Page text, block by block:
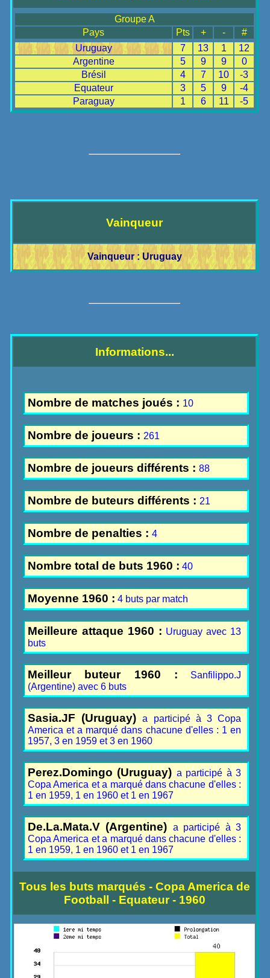
Groupe A
Pays
Pts + -
#
Uruguay
7 13 1
12
Argentine
5 9 9
0
Brésil
4 7 10
-3
Equateur
3 5 9
-4
Paraguay
1 6 11 -5
Vainqueur
Vainqueur : Uruguay
Informations...
Nombre de matches joués : 10
Nombre de joueurs : 261
Nombre de joueurs différents :88
Nombre de buteurs différents : 21
Nombre de penalties :4
Nombre total de buts 1960 : 40
Moyenne 1960 : 4 buts par match
Meilleure attaque 1960 : Uruguay avec 13
buts
Meilleur buteur 1960 : Sanfilippo.J
(Argentine) avec 6 buts
Sasia.JF (Uruguay)a participé à 3 Copa
America et a marqué dans chacune d'elles : 1 en
1957, 3 en 1959 et 3 en 1960
Perez.Domingo (Uruguay) a participé à 3
Copa America et a marqué dans chacune d'elles :
1 en 1959, 1 en 1960 et 1 en 1967
De.La.Mata.V (Argentine) a participé à 3
Copa America et a marqué dans chacune d'elles :
1 en 1959, 1 en 1960 et 1 en 1967
Tous les buts marqués - Copa America de
Football - Equateur - 1960